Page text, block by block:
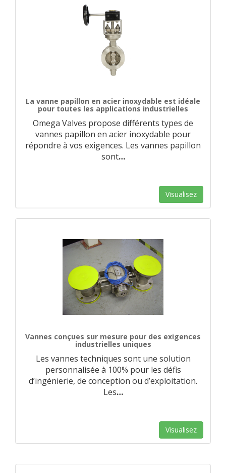
La vanne papillon en acier inoxydable est idéale
pour toutes les applications industrielles
Omega Valves propose différents types de
vannes papillon en acier inoxydable pour
répondre à vos exigences. Les vannes papillon
sont…
Visualisez
Vannes conçues sur mesure pour des exigences
industrielles uniques
Les vannes techniques sont une solution
personnalisée à 100% pour les défis
d’ingénierie, de conception ou d’exploitation.
Les…
Visualisez